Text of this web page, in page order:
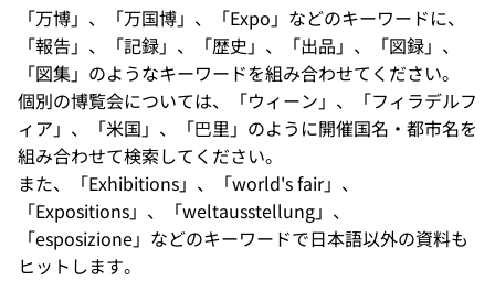
「万博」、「万国博」、「Expo」などのキーワードに、
「報告」、「記録」、「歴史」、「出品」、「図録」、
「図集」のようなキーワードを組み合わせてください。
個別の博覧会については、「ウィーン」、「フィラデルフ
ィア」、「米国」、「巴里」のように開催国名・都市名を
組み合わせて検索してください。
また、「Exhibitions」、「world's fair」、
「Expositions」、「weltausstellung」、
「esposizione」などのキーワードで日本語以外の資料も
ヒットします。